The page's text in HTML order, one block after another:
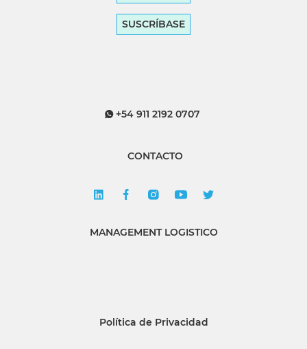
SUSCRÍBASE
+54 911 2192 0707
CONTACTO
MANAGEMENT LOGISTICO
Política de Privacidad